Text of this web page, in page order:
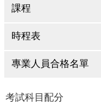
課程
時程表
專業人員合格名單
考試科目配分